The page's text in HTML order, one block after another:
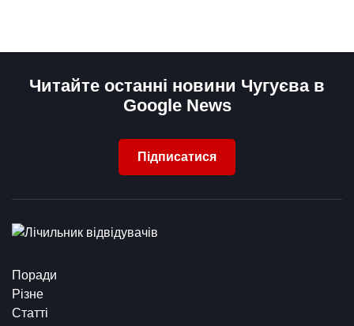
Читайте останні новини Чугуєва в
Google News
Підписатися
Поради
Різне
Статті